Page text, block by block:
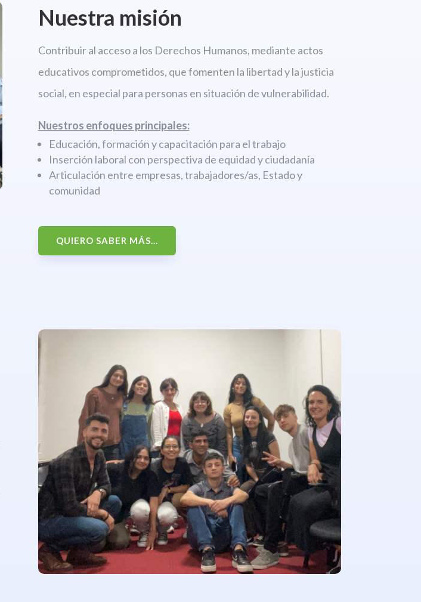
Nuestra misión
Contribuir al acceso a los Derechos Humanos, mediante actos
educativos comprometidos, que fomenten la libertady la justicia
social, en especial para personas en situación de vulnerabilidad.
Nuestros enfoques principales:
Educación, formación y capacitación para el trabajo
Inserción laboral con perspectiva de equidad y ciudadanía
Articulación entre empresas, trabajadores/as, Estado y
comunidad
QUIERO SABER MÁS...